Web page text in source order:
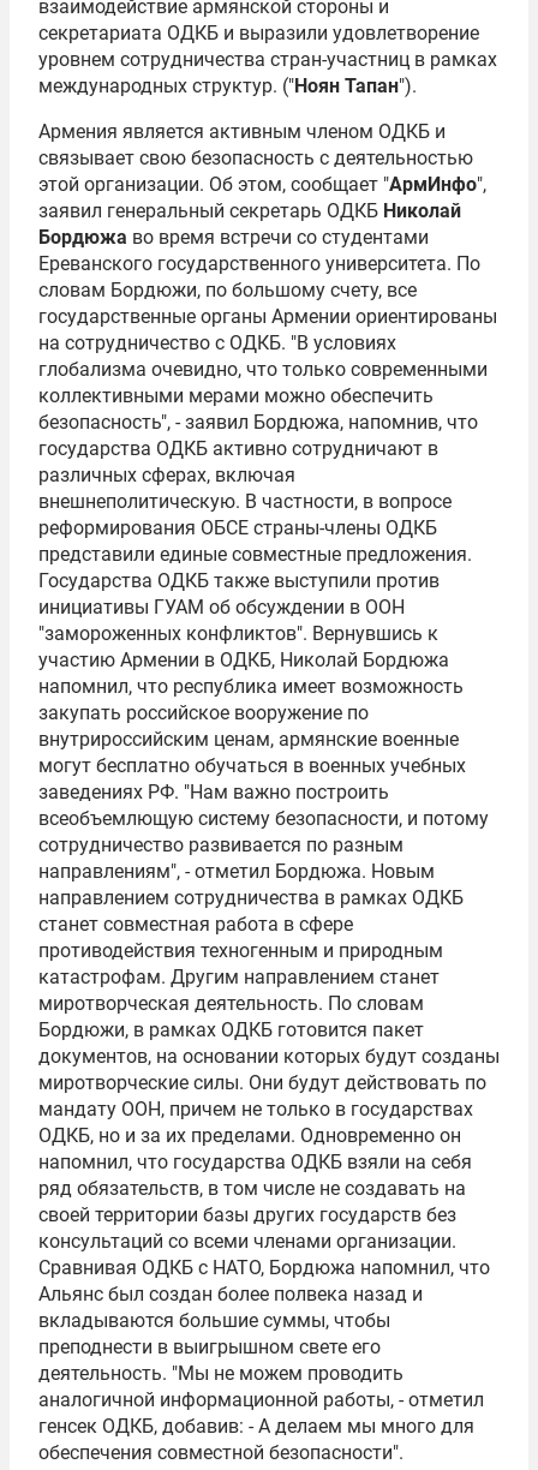
взаимодействие армянской стороны и
секретариата ОДКБ и выразили удовлетворение
уровнем сотрудничества стран-участниц в рамках
международных структур. ("Ноян Тапан").
Армения является активным членом ОДКБ и
связывает свою безопасность с деятельностью
этой организации. Об этом, сообщает "АрмИнфо",
заявил генеральный секретарь ОДКБ Николай
Бордюжа во время встречи со студентами
Ереванского государственного университета. По
словам Бордюжи, по большому счету, все
государственные органы Армении ориентированы
на сотрудничество с ОДКБ. "В условиях
глобализма очевидно, что только современными
коллективными мерами можно обеспечить
безопасность", - заявил Бордюжа, напомнив, что
государства ОДКБ активно сотрудничают в
различных сферах, включая
внешнеполитическую. В частности, в вопросе
реформирования ОБСЕ страны-члены ОДКБ
представили единые совместные предложения.
Государства ОДКБ также выступили против
инициативы ГУАМ об обсуждении в ООН
"замороженных конфликтов". Вернувшись к
участию Армении в ОДКБ, Николай Бордюжа
напомнил, что республика имеет возможность
закупать российское вооружение по
внутрироссийским ценам, армянские военные
могут бесплатно обучаться в военных учебных
заведениях РФ. "Нам важно построить
всеобъемлющую систему безопасности, и потому
сотрудничество развивается по разным
направлениям", - отметил Бордюжа. Новым
направлением сотрудничества в рамках ОДКБ
станет совместная работа в сфере
противодействия техногенным и природным
катастрофам. Другим направлением станет
миротворческая деятельность. По словам
Бордюжи, в рамках ОДКБ готовится пакет
документов, на основании которых будут созданы
миротворческие силы. Они будут действовать по
мандату ООН, причем не только в государствах
ОДКБ, но и за их пределами. Одновременно он
напомнил, что государства ОДКБ взяли на себя
ряд обязательств, в том числе не создавать на
своей территории базы других государств без
консультаций со всеми членами организации.
Сравнивая ОДКБ с НАТО, Бордюжа напомнил, что
Альянс был создан более полвека назад и
вкладываются большие суммы, чтобы
преподнести в выигрышном свете его
деятельность. "Мы не можем проводить
аналогичной информационной работы, - отметил
генсек ОДКБ, добавив: - А делаем мы много для
обеспечения совместной безопасности".